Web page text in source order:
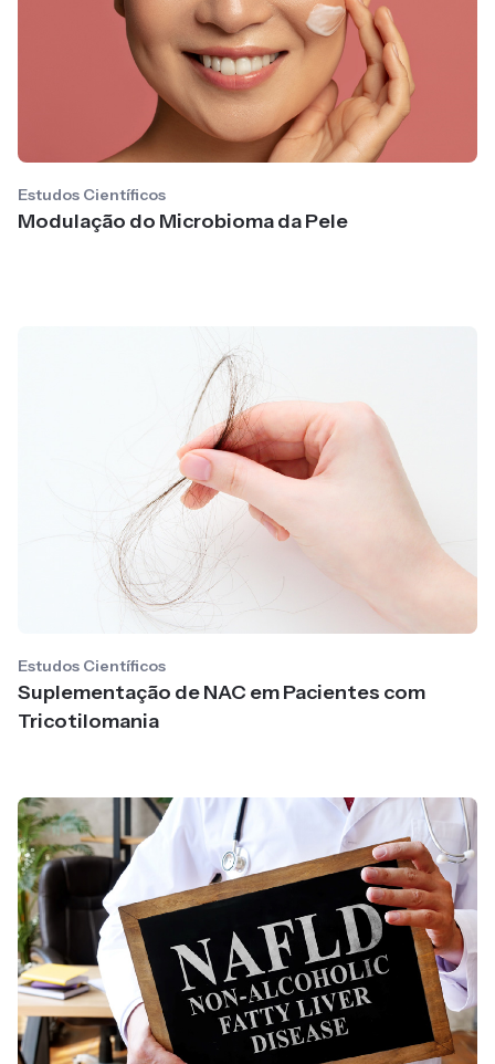
Estudos Científicos
Modulação do Microbioma da Pele
Estudos Científicos
Suplementação de NAC em Pacientes com
Tricotilomania